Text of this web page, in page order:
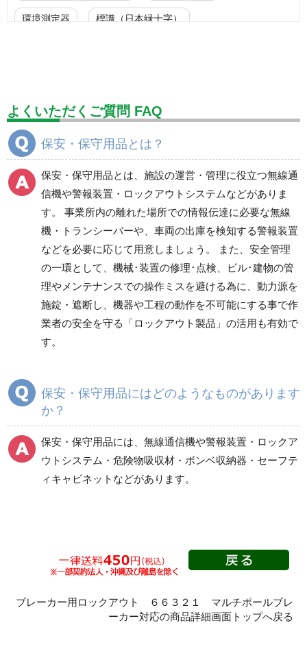
環境測定器 標識（日本緑十字）
設備用品・作業補助用品 工事作業用品
分煙対策機器
電気保守用品 ワイパー クリーンルーム対策用品
防災グッズ（防災セット） 救急医療品
健康管理器具 季節商品 ウイルス対策用品
商品カテゴリ一覧
無線通信機 危険信号・警報装置
ロックアウトシステム
危険物吸収材（油・酸
ボンベ収納器 その他
よくいただくご質問 FAQ
保安・保守用品とは？
保安・保守用品とは、施設の運営・管理に役立つ無線通
信機や警報装置・ロックアウトシステムなどがありま
す。 事業所内の離れた場所での情報伝達に必要な無線
機・トランシーバーや、車両の出庫を検知する警報装置
などを必要に応じて用意しましょう。 また、安全管理
の一環として、機械･装置の修理･点検、ビル･建物の管
理やメンテナンスでの操作ミスを避ける為に、動力源を
施錠・遮断し、機器や工程の動作を不可能にする事で作
業者の安全を守る「ロックアウト製品」の活用も有効で
す。
保安・保守用品にはどのようなものがあります
か？
保安・保守用品には、無線通信機や警報装置・ロックア
ウトシステム・危険物吸収材・ボンベ収納器・セーフテ
ィキャビネットなどがあります。
ブレーカー用ロックアウト ６６３２１ マルチポールブレ
ーカー対応の商品詳細画面トップへ戻る